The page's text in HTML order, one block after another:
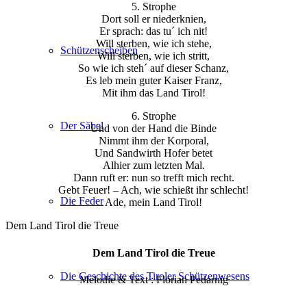
Schützenscheiben
Der Säbel
Die Feder
Die Geschichte des Tiroler Schützenwesens
5. Strophe
Dort soll er niederknien,
Er sprach: das tu´ ich nit!
Will sterben, wie ich stehe,
Will sterben, wie ich stritt,
So wie ich steh´ auf dieser Schanz,
Es leb mein guter Kaiser Franz,
Mit ihm das Land Tirol!
6. Strophe
Und von der Hand die Binde
Nimmt ihm der Korporal,
Und Sandwirth Hofer betet
Alhier zum letzten Mal.
Dann ruft er: nun so trefft mich recht.
Gebt Feuer! – Ach, wie schießt ihr schlecht!
Ade, mein Land Tirol!
Dem Land Tirol die Treue
Dem Land Tirol die Treue
Melodie & Text : Florian Pedarnig